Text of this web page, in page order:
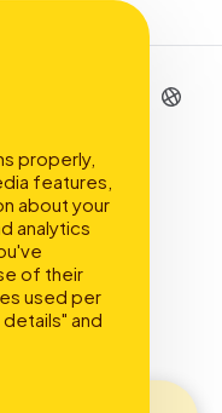
properly,
features,
about your
analytics
of their
used per
and